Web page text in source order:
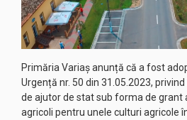
Primăria Variaș anunță că a fost
Urgență nr. 50 din 31.05.2023,
de ajutor de stat sub forma de grant
agricoli pentru unele culturi agricole